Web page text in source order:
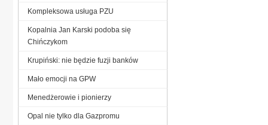
Kompleksowa usługa PZU
Kopalnia Jan Karski podoba się
Chińczykom
Krupiński: nie będzie fuzji banków
Mało emocji na GPW
Menedżerowie i pionierzy
Opal nie tylko dla Gazpromu